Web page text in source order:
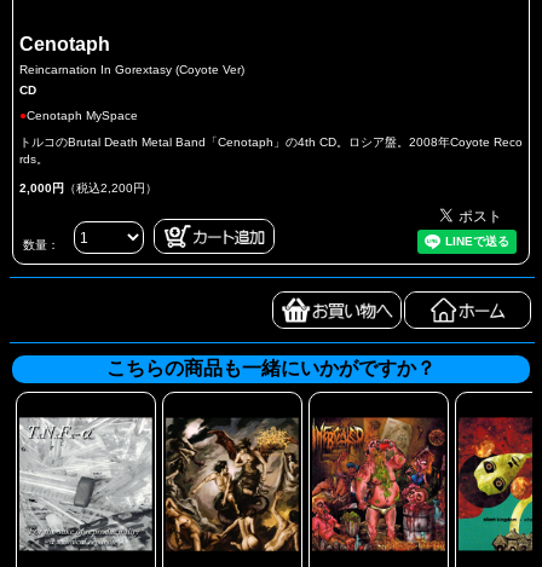
Cenotaph
Reincarnation In Gorextasy (Coyote Ver)
CD
●Cenotaph MySpace
トルコのBrutal Death Metal Band「Cenotaph」の4th CD。ロシア盤。2008年Coyote Reco
rds。
2,000円 （税込2,200円）
数量：
こちらの商品も一緒にいかがですか？